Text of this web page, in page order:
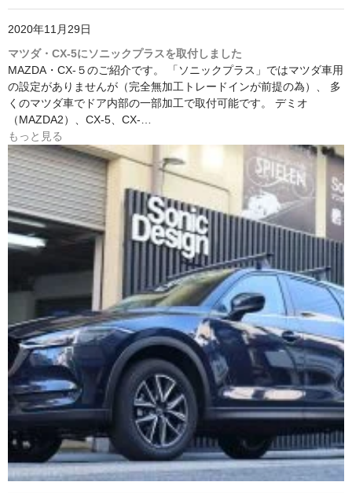
2020年11月29日
マツダ・CX-5にソニックプラスを取付しました
MAZDA・CX-５のご紹介です。 「ソニックプラス」ではマツダ車用
の設定がありませんが（完全無加工トレードインが前提の為）、 多
くのマツダ車でドア内部の一部加工で取付可能です。 デミオ
（MAZDA2）、CX-5、CX-…
もっと見る